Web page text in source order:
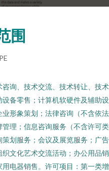
围
询、技术交流、技术转让、技术
备零售；计算机软硬件及辅助设
形象策划；法律咨询（不含依法
理；信息咨询服务（不含许可类
划服务；会议及展览服务；广告
文化艺术交流活动；办公用品销
电器销售。许可项目：第一类增